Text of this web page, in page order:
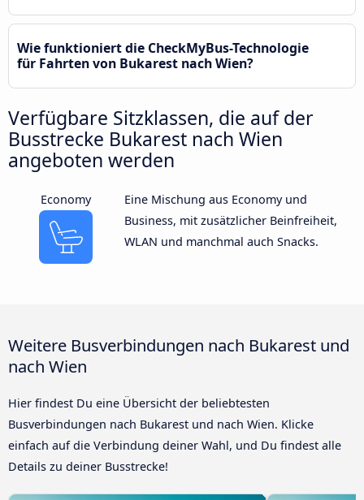
Wie funktioniert die CheckMyBus-Technologie
für Fahrten von Bukarest nach Wien?
Verfügbare Sitzklassen, die auf der
Busstrecke Bukarest nach Wien
angeboten werden
Economy
Eine Mischung aus Economy und
Business, mit zusätzlicher Beinfreiheit,
WLAN und manchmal auch Snacks.
Weitere Busverbindungen nach Bukarest und
nach Wien
Hier findest Du eine Übersicht der beliebtesten
Busverbindungen nach Bukarest und nach Wien. Klicke
einfach auf die Verbindung deiner Wahl, und Du findest alle
Details zu deiner Busstrecke!